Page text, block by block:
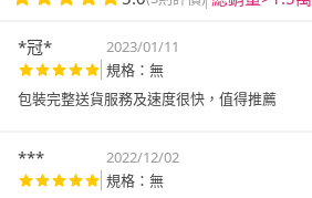
*冠* 2023/01/11
規格：無
包裝完整送貨服務及速度很快，值得推薦
*** 2022/12/02
規格：無